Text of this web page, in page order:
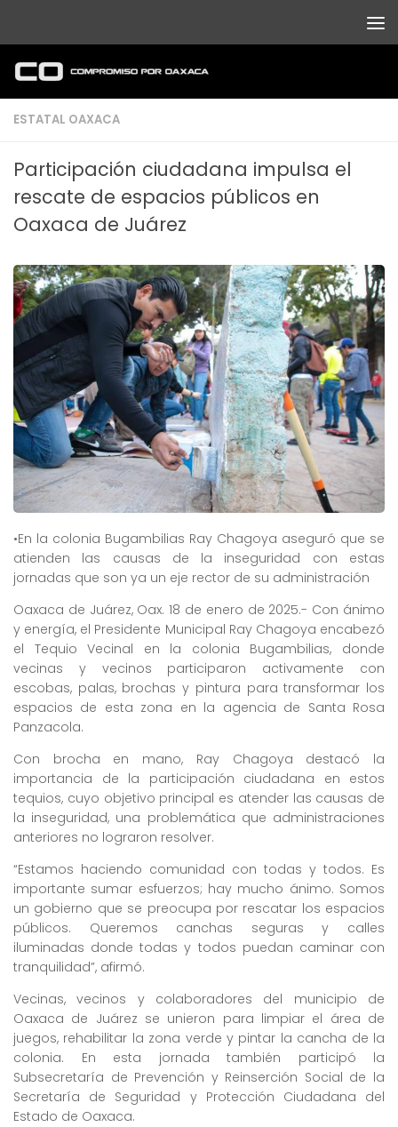
ESTATAL OAXACA
Participación ciudadana impulsa el
rescate de espacios públicos en
Oaxaca de Juárez
•En la colonia Bugambilias Ray Chagoya aseguró que se
atienden las causas de la inseguridad con estas
jornadas que son ya un eje rector de su administración
Oaxaca de Juárez, Oax. 18 de enero de 2025.- Con ánimo
y energía, el Presidente Municipal Ray Chagoya encabezó
el Tequio Vecinal en la colonia Bugambilias, donde
vecinas y vecinos participaron activamente con
escobas, palas, brochas y pintura para transformar los
espacios de esta zona en la agencia de Santa Rosa
Panzacola.
Con brocha en mano, Ray Chagoya destacó la
importancia de la participación ciudadana en estos
tequios, cuyo objetivo principal es atender las causas de
la inseguridad, una problemática que administraciones
anteriores no lograron resolver.
“Estamos haciendo comunidad con todas y todos. Es
importante sumar esfuerzos; hay mucho ánimo. Somos
un gobierno que se preocupa por rescatar los espacios
públicos. Queremos canchas seguras y calles
iluminadas donde todas y todos puedan caminar con
tranquilidad”, afirmó.
Vecinas, vecinos y colaboradores del municipio de
Oaxaca de Juárez se unieron para limpiar el área de
juegos, rehabilitar la zona verde y pintar la cancha de la
colonia. En esta jornada también participó la
Subsecretaría de Prevención y Reinserción Social de la
Secretaría de Seguridad y Protección Ciudadana del
Estado de Oaxaca.